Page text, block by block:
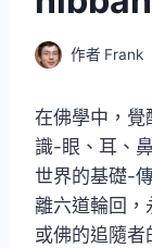
作者 Frank
在佛學中，覺
識-眼、耳、
世界的基礎-
離六道輪回，
或佛的追隨者